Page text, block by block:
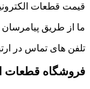
قیمت قطعات
ما از طریق پیامرسان
تلفن های تماس در
فروشگاه قطعات